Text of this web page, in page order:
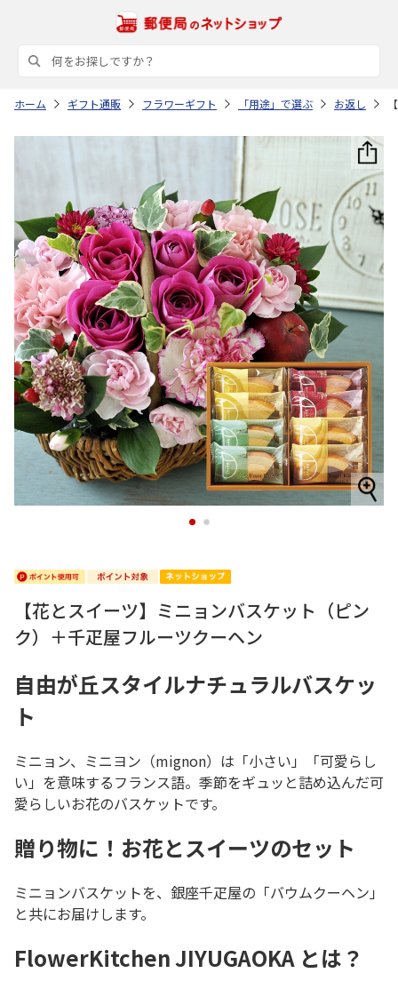
ホーム ギフト通販 フラワーギフト 「用途」で選ぶ お返し
1 2
【花とスイーツ】ミニョンバスケット（ピン
ク）＋千疋屋フルーツクーヘン
自由が丘スタイルナチュラルバスケッ
ト
ミニョン、ミニヨン（mignon）は「小さい」「可愛らし
い」を意味するフランス語。季節をギュッと詰め込んだ可
愛らしいお花のバスケットです。
贈り物に！お花とスイーツのセット
ミニョンバスケットを、銀座千疋屋の「バウムクーヘン」
と共にお届けします。
FlowerKitchen JIYUGAOKA とは？